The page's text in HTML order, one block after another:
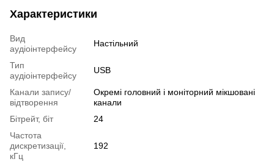
Характеристики
Вид
аудіоінтерфейсу
Настільний
Тип
аудіоінтерфейсу
USB
Канали запису/
відтворення
Окремі головний і моніторний мікшовані
канали
Бітрейт, біт
24
Частота
дискретизації,
кГц
192